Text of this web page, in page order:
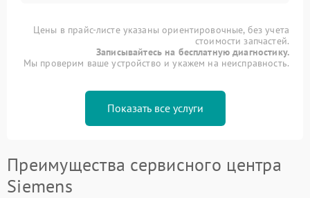
Цены в прайс-листе указаны ориентировочные, без учета
стоимости запчастей.
Записывайтесь на бесплатную диагностику.
Мы проверим ваше устройство и укажем на неисправность.
Показать все услуги
Преимущества сервисного центра
Siemens